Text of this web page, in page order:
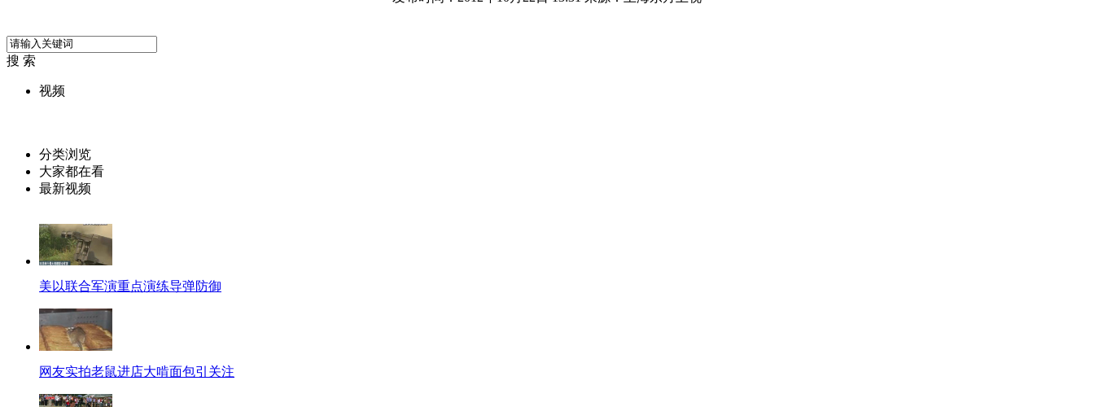
搜 索
视频
分类浏览
大家都在看
最新视频
美以联合军演重点演练导弹防御
网友实拍老鼠进店大啃面包引关注